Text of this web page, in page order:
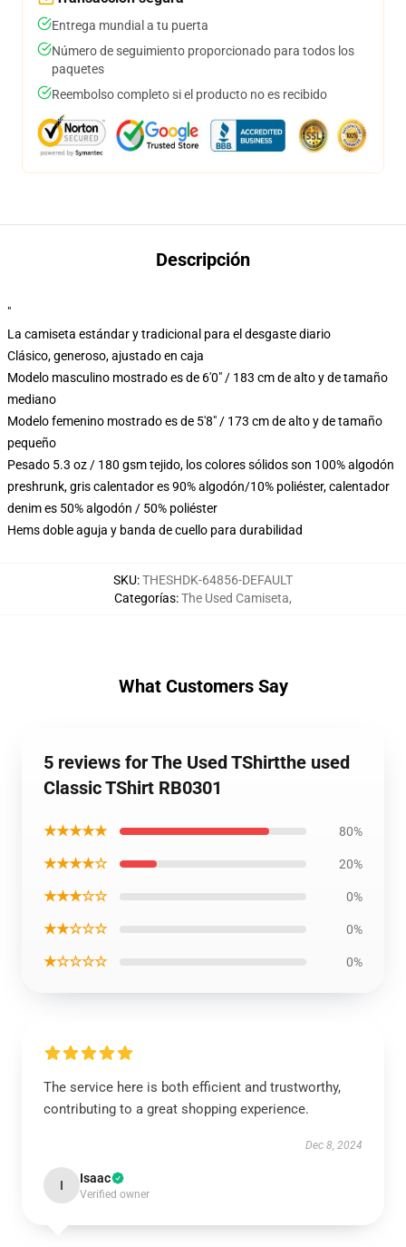
Entrega mundial a tu puerta
Número de seguimiento proporcionado para todos los
paquetes
Reembolso completo si el producto no es recibido
Descripción
"
La camiseta estándar y tradicional para el desgaste diario
Clásico, generoso, ajustado en caja
Modelo masculino mostrado es de 6'0" / 183 cm de alto y de tamaño
mediano
Modelo femenino mostrado es de 5'8" / 173 cm de alto y de tamaño
pequeño
Pesado 5.3 oz / 180 gsm tejido, los colores sólidos son 100% algodón
preshrunk, gris calentador es 90% algodón/10% poliéster, calentador
denim es 50% algodón / 50% poliéster
Hems doble aguja y banda de cuello para durabilidad
SKU:THESHDK-64856-DEFAULT
Categorías:The Used Camiseta,
What Customers Say
5 reviews for The Used TShirtthe used
Classic TShirt RB0301
★★★★★ 80%
★★★★☆ 20%
★★★☆☆ 0%
★★☆☆☆ 0%
★☆☆☆☆ 0%
The service here is both efficient and trustworthy,
contributing to a great shopping experience.
Dec 8, 2024
I Isaac
Verified owner